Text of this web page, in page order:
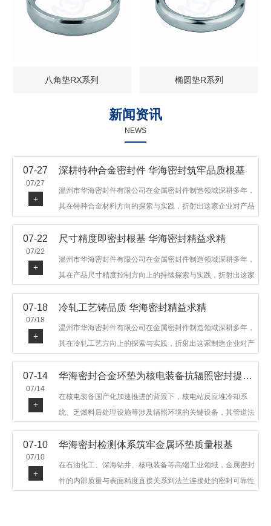
八角垫RX系列 椭圆垫R系列
新闻资讯
NEWS
07-27
07/27
+
深耕特种合金密封件 华海密封筑牢品质根基
温州市华海密封件有限公司在金属密封件制造领域深耕多年，
其在特种合金材料方向的探索与实践，折射出这家企业对产品
品，可提供多种材质方案，在石油机械、管道法兰、采油树、
07-22
07/22
+
尺寸精度即密封根基 华海密封精益求精
温州市华海密封件有限公司在金属密封件制造领域深耕多年，
其在产品尺寸精度控制方向上的持续探索与实践，折射出这家
产品，广泛应用于石油机械、管道法兰、采油树、井口装置等
领域。本文从尺寸精度的技术内涵及企业工艺积累等角度，呈
现华海密封在该领域的务实探索与稳步发展。
07-18
07/18
+
冷轧工艺铸品质 华海密封精益求精
温州市华海密封件有限公司在金属密封件制造领域深耕多年，
其在冷轧工艺方向上的探索与实践，折射出这家制造企业对产
品，广泛应用于石油机械、管道法兰、采油树、井口装置等领
步发展。
07-14
07/14
+
华海密封合金环垫为核电装备抗辐照密封提供可靠保障
在核电装备国产化加速推进的背景下，核电站反应堆冷却系
统、乏燃料后处理设施等涉及辐照环境的关键设备，其管道法
定与密封可靠。温州市华海密封件科技有限公司深耕金属密封
领域二十余年，依托八角垫、椭圆垫及RX/BX系列高压环垫等
全系列产品，以特种合金材质体系，为核电装备抗辐照密封提
供针对性配套方案。
07-10
07/10
+
华海密封检测体系筑牢金属环垫质量根基
在石油化工、深海钻井、核电装备等高端工业领域，金属密封
件的内部质量与表面精度直接关系到法兰连接处的密封可靠性